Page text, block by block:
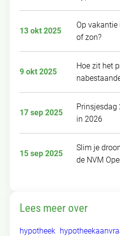
13 okt 2025
Op vakantie
of zon?
9 okt 2025
Hoe zit het
17 sep 2025
Prinsjesdag
in 2026
15 sep 2025
Slim je
de NVM
Lees meer over
hypotheek